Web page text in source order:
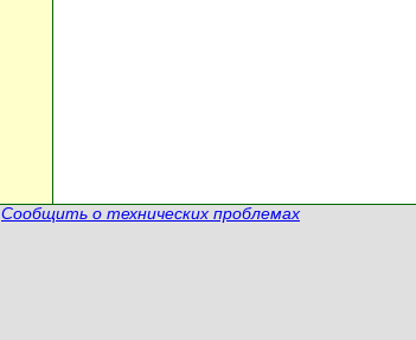
Сообщить о технических проблемах